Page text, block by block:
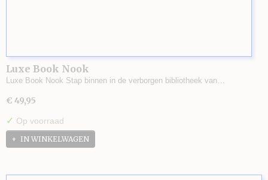
Luxe Book Nook
Luxe Book Nook Stap binnen in de verborgen bibliotheek van…
€ 49,95
✓ Op voorraad
IN WINKELWAGEN